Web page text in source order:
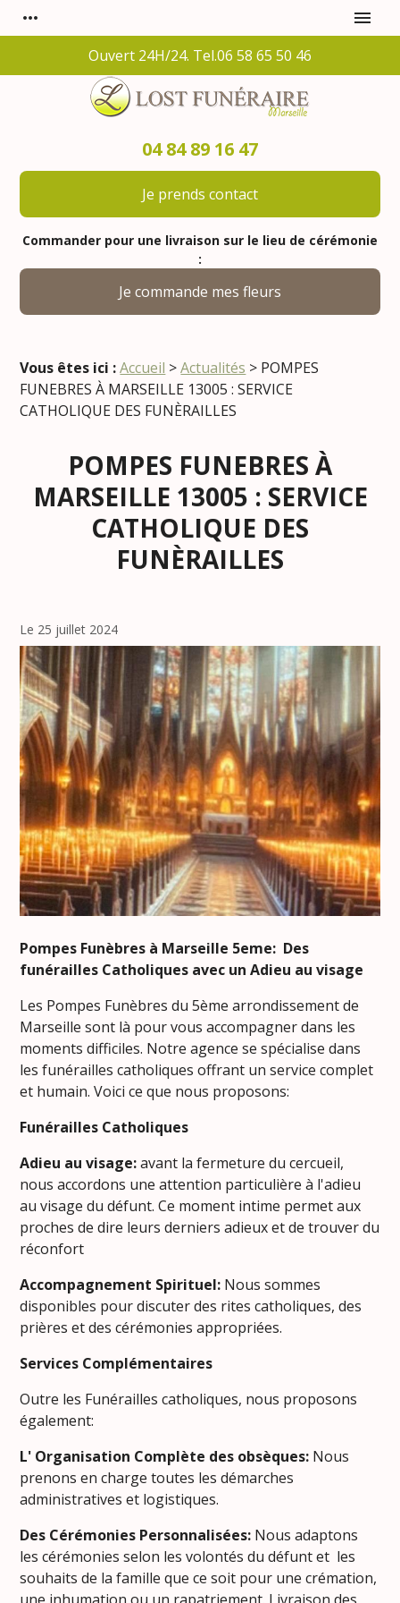
more_horiz menu
Ouvert 24H/24. Tel.06 58 65 50 46
04 84 89 16 47
Je prends contact
Commander pour une livraison sur le lieu de cérémonie
:
Je commande mes fleurs
Vous êtes ici : Accueil >Actualités > POMPES
FUNEBRES À MARSEILLE 13005 : SERVICE
CATHOLIQUE DES FUNÈRAILLES
POMPES FUNEBRES À
MARSEILLE 13005 : SERVICE
CATHOLIQUE DES
FUNÈRAILLES
Le 25 juillet 2024
Pompes Funèbres à Marseille 5eme: Des
funérailles Catholiques avec un Adieu au visage
Les Pompes Funèbres du 5ème arrondissement de
Marseille sont là pour vous accompagner dans les
moments difficiles. Notre agence se spécialise dans
les funérailles catholiques offrant un service complet
et humain. Voici ce que nous proposons:
Funérailles Catholiques
Adieu au visage:avant la fermeture du cercueil,
nous accordons une attention particulière à l'adieu
au visage du défunt. Ce moment intime permet aux
proches de dire leurs derniers adieux et de trouver du
réconfort
Accompagnement Spirituel: Nous sommes
disponibles pour discuter des rites catholiques, des
prières et des cérémonies appropriées.
Services Complémentaires
Outre les Funérailles catholiques, nous proposons
également:
L' Organisation Complète des obsèques: Nous
prenons en charge toutes les démarches
administratives et logistiques.
Des Cérémonies Personnalisées: Nous adaptons
les cérémonies selon les volontés du défunt et les
souhaits de la famille que ce soit pour une crémation,